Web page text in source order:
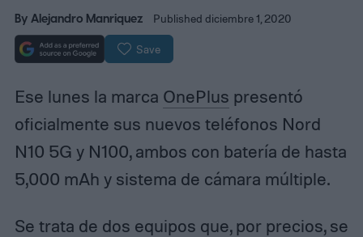
ByAlejandro Manriquez Published diciembre 1, 2020
Save
Ese lunes la marca OnePlus presentó
oficialmente sus nuevos teléfonos Nord
N10 5G y N100, ambos con batería de hasta
5,000 mAh y sistema de cámara múltiple.
Se trata de dos equipos que, por precios, se